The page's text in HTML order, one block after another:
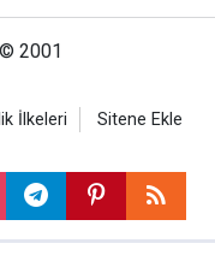
2001
İlkeleri Sitene Ekle